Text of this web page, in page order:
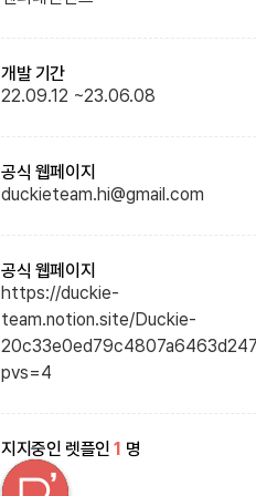
개발 기간
22.09.12 ~23.06.08
공식 웹페이지
duckieteam.hi@gmail.com
공식 웹페이지
https://duckie-
team.notion.site/Duckie-
pvs=4
지지중인 렛플인 1 명